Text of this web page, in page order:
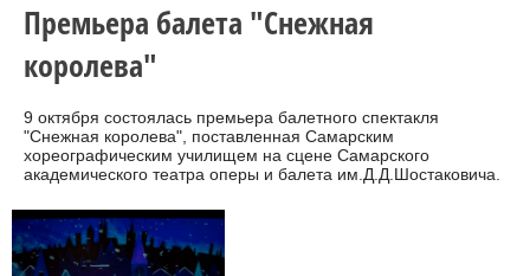
Премьера балета "Снежная
королева"
9 октября состоялась премьера балетного спектакля
"Снежная королева", поставленная Самарским
хореографическим училищем на сцене Самарского
академического театра оперы и балета им.Д.Д.Шостаковича.